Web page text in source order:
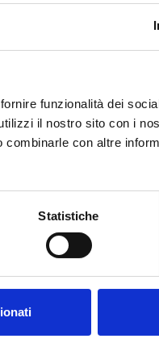
forst.it.
funzionalità dei
il nostro sito con i
con altre
Statistiche
uns